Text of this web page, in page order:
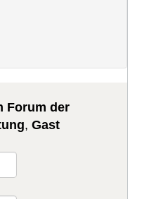
Forum der
,Gast